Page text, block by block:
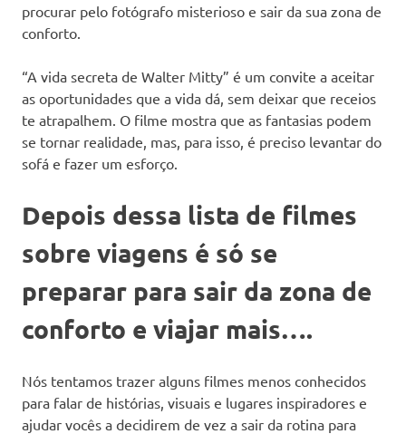
procurar pelo fotógrafo misterioso e sair da sua zona de
conforto.
“A vida secreta de Walter Mitty” é um convite a aceitar
as oportunidades que a vida dá, sem deixar que receios
te atrapalhem. O filme mostra que as fantasias podem
se tornar realidade, mas, para isso, é preciso levantar do
sofá e fazer um esforço.
Depois dessa lista de filmes
sobre viagens é só se
preparar para sair da zona de
conforto e viajar mais….
Nós tentamos trazer alguns filmes menos conhecidos
para falar de histórias, visuais e lugares inspiradores e
ajudar vocês a decidirem de vez a sair da rotina para